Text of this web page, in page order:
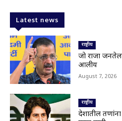
Latur|नांदेड–बिदर
भेगा; अपघाताचा धोका
00:59
Latur|शिवराज पाटील
तयारी; चार दिवसांत मोठा
03:22
Nanded|धर्मेंद्र
मोठे वक्तव्य..
01:30
Latest news
राष्ट्रीय
जो राजा
आलीय
August 7, 2026
राष्ट्रीय
देशातील